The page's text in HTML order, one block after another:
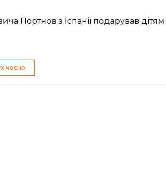
Портнов з Іспанії подарував
чесно